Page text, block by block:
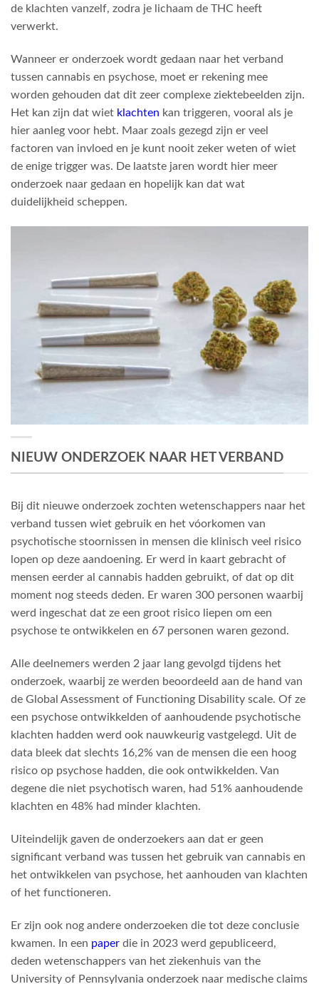
de klachten vanzelf, zodra je lichaam de THC heeft
verwerkt.
Wanneer er onderzoek wordt gedaan naar het verband
tussen cannabis en psychose, moet er rekening mee
worden gehouden dat dit zeer complexe ziektebeelden zijn.
Het kan zijn dat wiet klachten kan triggeren, vooral als je
hier aanleg voor hebt. Maar zoals gezegd zijn er veel
factoren van invloed en je kunt nooit zeker weten of wiet
de enige trigger was. De laatste jaren wordt hier meer
onderzoek naar gedaan en hopelijk kan dat wat
duidelijkheid scheppen.
NIEUW ONDERZOEK NAAR HET VERBAND
Bij dit nieuwe onderzoek zochten wetenschappers naar het
verband tussen wiet gebruik en het vóorkomen van
psychotische stoornissen in mensen die klinisch veel risico
lopen op deze aandoening. Er werd in kaart gebracht of
mensen eerder al cannabis hadden gebruikt, of dat op dit
moment nog steeds deden. Er waren 300 personen waarbij
werd ingeschat dat ze een groot risico liepen om een
psychose te ontwikkelen en 67 personen waren gezond.
Alle deelnemers werden 2 jaar lang gevolgd tijdens het
onderzoek, waarbij ze werden beoordeeld aan de hand van
de Global Assessment of Functioning Disability scale. Of ze
een psychose ontwikkelden of aanhoudende psychotische
klachten hadden werd ook nauwkeurig vastgelegd. Uit de
data bleek dat slechts 16,2% van de mensen die een hoog
risico op psychose hadden, die ook ontwikkelden. Van
degene die niet psychotisch waren, had 51% aanhoudende
klachten en 48% had minder klachten.
Uiteindelijk gaven de onderzoekers aan dat er geen
significant verband was tussen het gebruik van cannabis en
het ontwikkelen van psychose, het aanhouden van klachten
of het functioneren.
Er zijn ook nog andere onderzoeken die tot deze conclusie
kwamen. In een paper die in 2023 werd gepubliceerd,
deden wetenschappers van het ziekenhuis van the
University of Pennsylvania onderzoek naar medische claims